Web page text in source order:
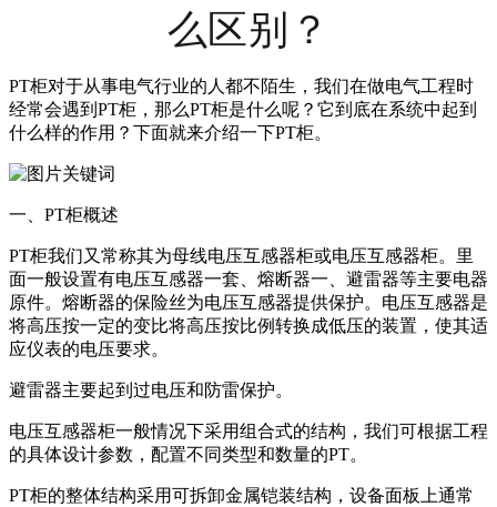
么区别？
PT柜对于从事电气行业的人都不陌生，我们在做电气工程时
经常会遇到PT柜，那么PT柜是什么呢？它到底在系统中起到
什么样的作用？下面就来介绍一下PT柜。
一、PT柜概述
PT柜我们又常称其为母线电压互感器柜或电压互感器柜。里
面一般设置有电压互感器一套、熔断器一、避雷器等主要电器
原件。熔断器的保险丝为电压互感器提供保护。电压互感器是
将高压按一定的变比将高压按比例转换成低压的装置，使其适
应仪表的电压要求。
避雷器主要起到过电压和防雷保护。
电压互感器柜一般情况下采用组合式的结构，我们可根据工程
的具体设计参数，配置不同类型和数量的PT。
PT柜的整体结构采用可拆卸金属铠装结构，设备面板上通常